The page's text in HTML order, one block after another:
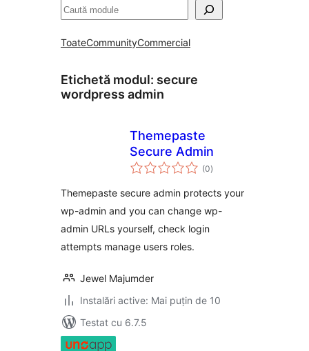
Caută
ToateCommunityCommercial
Etichetă modul: secure
wordpress admin
Themepaste
Secure Admin
(0total
aprecieri
)
Themepaste secure admin protects your
wp-admin and you can change wp-
admin URLs yourself, check login
attempts manage users roles.
Jewel Majumder
Instalări active: Mai puțin de 10
Testat cu 6.7.5